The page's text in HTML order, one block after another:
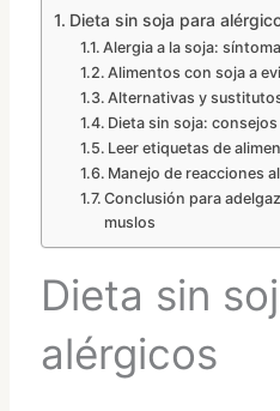
Dieta sin soja para
Alergia a la soja:
Alimentos con soja a
Alternativas y
Dieta sin soja:
Leer etiquetas de
Manejo de reacciones
Conclusión para
muslos
Dieta sin
alérgicos